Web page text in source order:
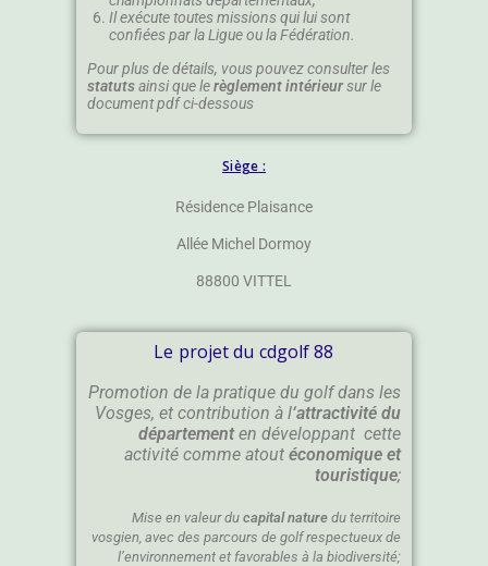
Il exécute toutes missions qui lui sont
confiées par la Ligue ou la Fédération.
Pour plus de détails, vous pouvez consulter les
statutsainsi que lerèglement intérieursur le
document pdf ci-dessous
Siège :
Résidence Plaisance
Allée Michel Dormoy
88800 VITTEL
Le projet du cdgolf 88
Promotion de la pratique du golf dans les
Vosges, et contribution à l‘attractivité du
départementen développant cette
activité comme atout économique et
touristique;
Mise en valeur du capital nature du territoire
vosgien, avec des parcours de golf respectueux de
l’environnement et favorables à la biodiversité;